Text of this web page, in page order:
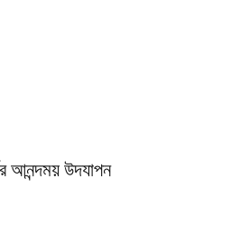
আনন্দময় উদযাপন